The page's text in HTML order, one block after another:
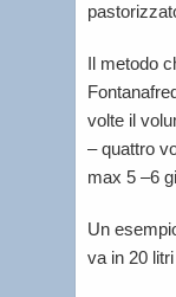
Il metodo
volte il
– quattro
max 5 –6
Un
va in 20